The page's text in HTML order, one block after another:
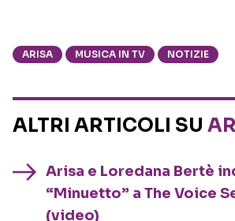
ARISA MUSICA IN TV NOTIZIE
ALTRI ARTICOLI SU
Arisa e Loredana Bertè
“Minuetto” a The Voice
(video)